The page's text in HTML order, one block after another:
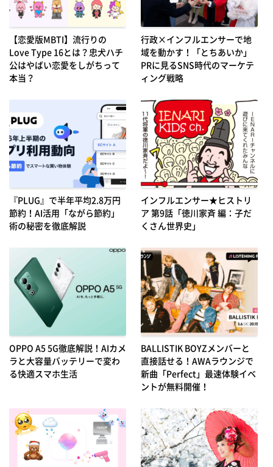
【恋愛版MBTI】流行りの
Love Type 16とは？忠犬ハチ
公はやばい恋愛をしがちって
本当？
行政×インフルエンサーで地
域を動かす！「とちあいか」
PRに見るSNS時代のマーケテ
ィング戦略
『PLUG』で半年平均2.8万円
節約！AI活用「ながら節約」
術の秘密を徹底解説
インフルエンサー★ヒストリ
ア 第9話「徳川家斉 編：子だ
くさん世界史」
OPPO A5 5G徹底解説！AIカメ
ラと大容量バッテリーで変わ
る快適スマホ生活
BALLISTIK BOYZメンバーと
直接話せる！AWAラウンジで
新曲「Perfect」最速体験イベ
ントが無料開催！